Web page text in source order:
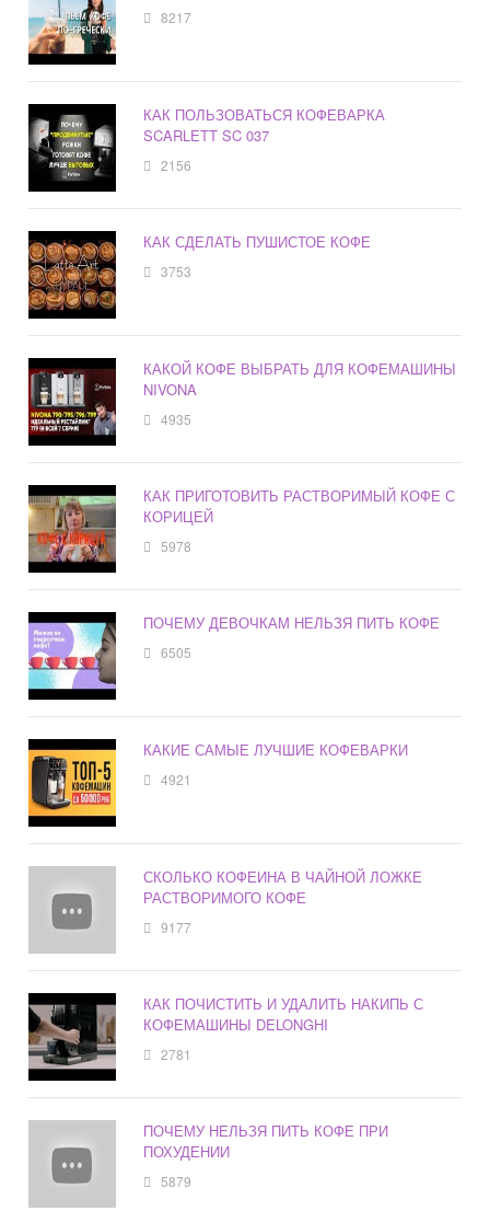
8217
КАК ПОЛЬЗОВАТЬСЯ КОФЕВАРКА
SCARLETT SC 037
2156
КАК СДЕЛАТЬ ПУШИСТОЕ КОФЕ
3753
КАКОЙ КОФЕ ВЫБРАТЬ ДЛЯ КОФЕМАШИНЫ
NIVONA
4935
КАК ПРИГОТОВИТЬ РАСТВОРИМЫЙ КОФЕ С
КОРИЦЕЙ
5978
ПОЧЕМУ ДЕВОЧКАМ НЕЛЬЗЯ ПИТЬ КОФЕ
6505
КАКИЕ САМЫЕ ЛУЧШИЕ КОФЕВАРКИ
4921
СКОЛЬКО КОФЕИНА В ЧАЙНОЙ ЛОЖКЕ
РАСТВОРИМОГО КОФЕ
9177
КАК ПОЧИСТИТЬ И УДАЛИТЬ НАКИПЬ С
КОФЕМАШИНЫ DELONGHI
2781
ПОЧЕМУ НЕЛЬЗЯ ПИТЬ КОФЕ ПРИ
ПОХУДЕНИИ
5879